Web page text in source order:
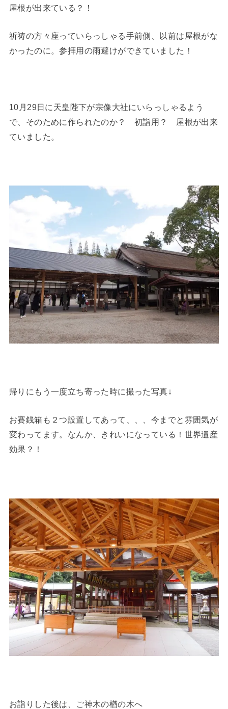
屋根が出来ている？！
祈祷の方々座っていらっしゃる手前側、以前は屋根がな
かったのに。参拝用の雨避けができていました！
10月29日に天皇陛下が宗像大社にいらっしゃるよう
で、そのために作られたのか？ 初詣用？ 屋根が出来
ていました。
帰りにもう一度立ち寄った時に撮った写真↓
お賽銭箱も２つ設置してあって、、、今までと雰囲気が
変わってます。なんか、きれいになっている！世界遺産
効果？！
お詣りした後は、ご神木の楢の木へ